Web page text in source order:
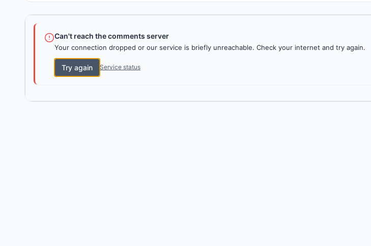
Can't reach the comments server
Your connection dropped or our service is briefly unreachable. Check your internet and try again.
Try again Service status